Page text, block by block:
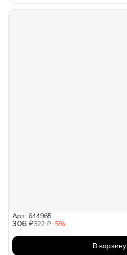
306 ₽322 ₽−5%
Арт: 644965
В корзину